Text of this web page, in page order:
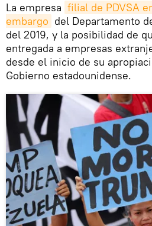
La empresa filial de PDVSA
embargo del Departamento
del 2019, y la posibilidad de
entregada a empresas
desde el inicio de su
Gobierno estadounidense.